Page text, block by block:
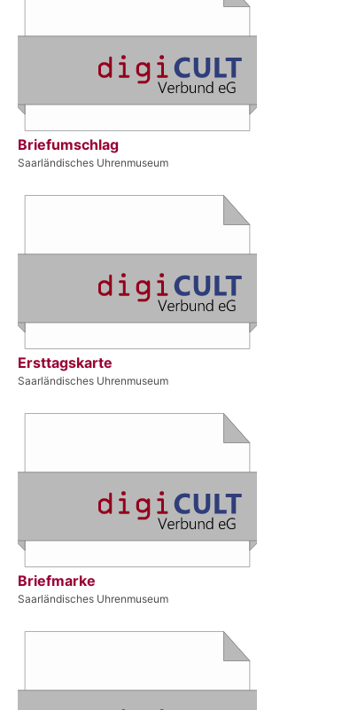
Briefumschlag
Saarländisches Uhrenmuseum
Ersttagskarte
Saarländisches Uhrenmuseum
Briefmarke
Saarländisches Uhrenmuseum